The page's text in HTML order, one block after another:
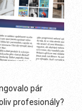
pár
profesionály?